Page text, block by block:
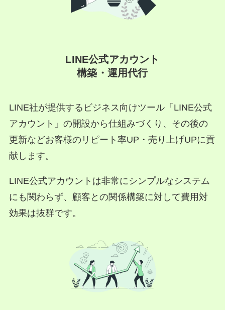
LINE公式アカウント
構築・運用代行
LINE社が提供するビジネス向けツール「LINE公式
アカウント」の開設から仕組みづくり、その後の
更新などお客様のリピート率UP・売り上げUPに貢
献します。
LINE公式アカウントは非常にシンプルなシステム
にも関わらず、顧客との関係構築に対して費用対
効果は抜群です。